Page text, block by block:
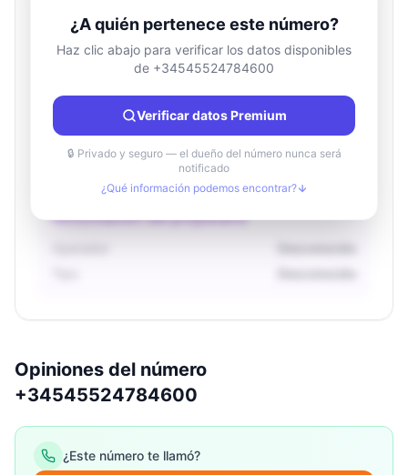
Información de ubicación
País
Desconocido
Ciudad
Desconocido
Región
Desconocido
Información del propietario
¿A quién pertenece este número?
Haz clic abajo para verificar los datos disponibles
de +34545524784600
Verificar datos Premium
🔒 Privado y seguro — el dueño del número nunca será
notificado
¿Qué información podemos encontrar?
Opiniones del número
+34545524784600
¿Este número te llamó?